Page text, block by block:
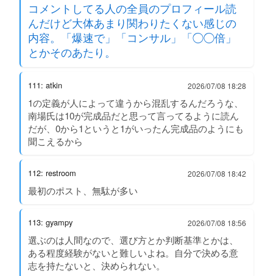
コメントしてる人の全員のプロフィール読
んだけど大体あまり関わりたくない感じの
内容。「爆速で」「コンサル」「◯◯倍」
とかそのあたり。
111: atkin 2026/07/08 18:28
1の定義が人によって違うから混乱するんだろうな、
南場氏は10が完成品だと思って言ってるように読ん
だが、0から1というと1がいったん完成品のようにも
聞こえるから
112: restroom 2026/07/08 18:42
最初のポスト、無駄が多い
113: gyampy 2026/07/08 18:56
選ぶのは人間なので、選び方とか判断基準とかは、
ある程度経験がないと難しいよね。自分で決める意
志を持たないと、決められない。